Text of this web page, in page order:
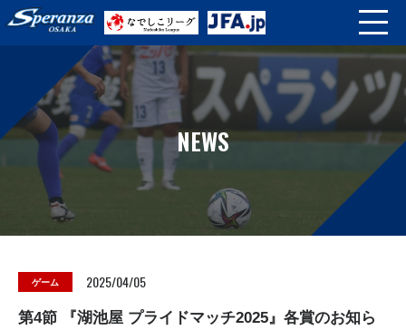
NEWS
ゲーム 2025/04/05
第4節 『湖池屋 プライドマッチ2025』各賞のお知ら